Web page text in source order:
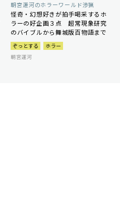
朝宮運河のホラーワールド渉猟
怪奇・幻想好きが拍手喝采するホ
ラーの好企画３点 超常現象研究
のバイブルから舞城版百物語まで
ぞっとする
ホラー
朝宮運河